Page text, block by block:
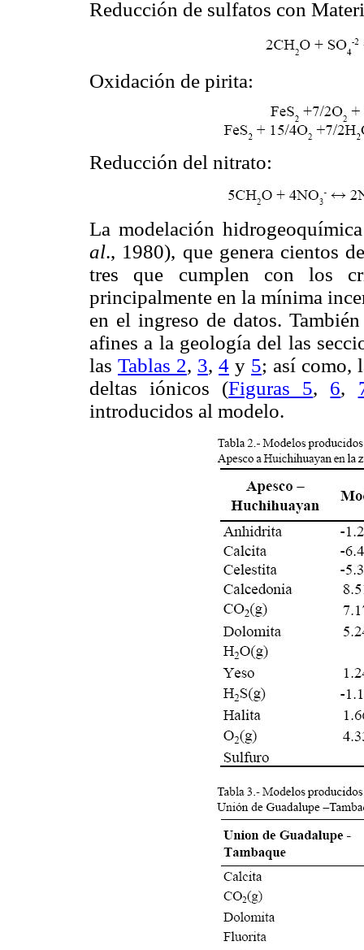
Reducción de sulfatos con
Oxidación de pirita:
Reducción del nitrato:
La modelación
al., 1980), que genera cientos
tres que cumplen con los
principalmente en la mínima
en el ingreso de datos.
afines a la geología del las
las Tablas 2, 3, 4 y 5; así como,
deltas iónicos (Figuras 5, 6,
introducidos al modelo.